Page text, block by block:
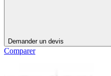
Demander un devis
Comparer